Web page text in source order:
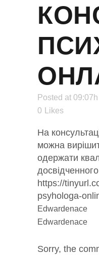
Posted at 09:07h
0
Likes
На
можна
одержати
https://
psyhologa-
Edwardenace
Edwardenace
Sorry, the